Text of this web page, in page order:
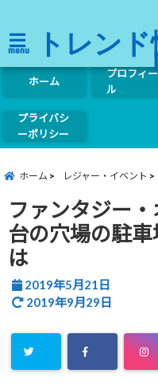
menu トレン
ホーム
プロフィー
ル
プライバシ
ーポリシー
ホーム レジャー・イベント
ファンタジー
台の穴場の駐
は
2019年5月21日
2019年9月29日